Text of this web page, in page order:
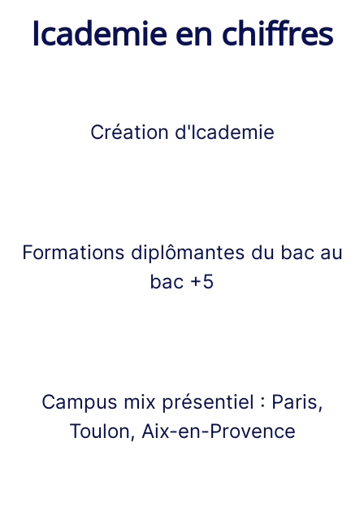
Icademie en chiffres
Création d'Icademie
Formations diplômantes du bac au
bac +5
Campus mix présentiel : Paris,
Toulon, Aix-en-Provence